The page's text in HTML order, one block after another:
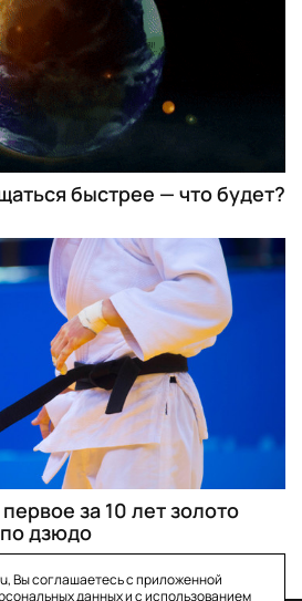
быстрее — что будет?
за 10 лет золото
дзюдо
Вы соглашаетесь с приложенной
данныхи с использованием